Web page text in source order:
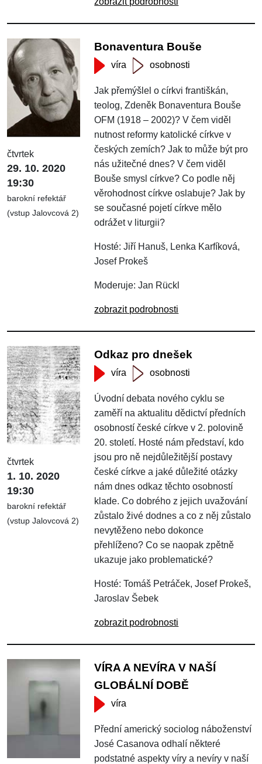
čtvrtek
29. 10. 2020
19:30
barokní refektář
(vstup Jalovcová 2)
Bonaventura Bouše
víra osobnosti
Jak přemýšlel o církvi františkán,
teolog, Zdeněk Bonaventura Bouše
OFM (1918 – 2002)? V čem viděl
nutnost reformy katolické církve v
českých zemích? Jak to může být pro
nás užitečné dnes? V čem viděl
Bouše smysl církve? Co podle něj
věrohodnost církve oslabuje? Jak by
se současné pojetí církve mělo
odrážet v liturgii?
Hosté: Jiří Hanuš, Lenka Karfíková,
Josef Prokeš
Moderuje: Jan Rückl
zobrazit podrobnosti
čtvrtek
1. 10. 2020
19:30
barokní refektář
(vstup Jalovcová 2)
Odkaz pro dnešek
víra osobnosti
Úvodní debata nového cyklu se
zaměří na aktualitu dědictví předních
osobností české církve v 2. polovině
20. století. Hosté nám představí, kdo
jsou pro ně nejdůležitější postavy
české církve a jaké důležité otázky
nám dnes odkaz těchto osobností
klade. Co dobrého z jejich uvažování
zůstalo živé dodnes a co z něj zůstalo
nevytěženo nebo dokonce
přehlíženo? Co se naopak zpětně
ukazuje jako problematické?
Hosté: Tomáš Petráček, Josef Prokeš,
Jaroslav Šebek
zobrazit podrobnosti
VÍRA A NEVÍRA V NAŠÍ
GLOBÁLNÍ DOBĚ
víra
Přední americký sociolog náboženství
José Casanova odhalí některé
podstatné aspekty víry a nevíry v naší